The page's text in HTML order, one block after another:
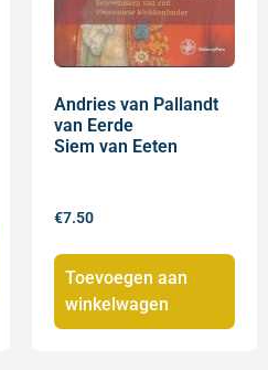
Andries van Pallandt
van Eerde
Siem van Eeten
€7.50
Toevoegen aan
winkelwagen